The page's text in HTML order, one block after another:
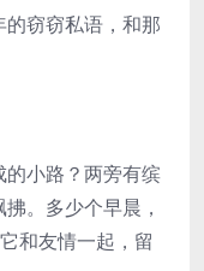
窃窃私语，和那
小路？两旁有缤
。多少个早晨，
和友情一起，留